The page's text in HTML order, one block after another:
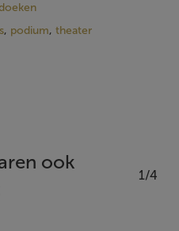
, podium, theater
ook
1/4